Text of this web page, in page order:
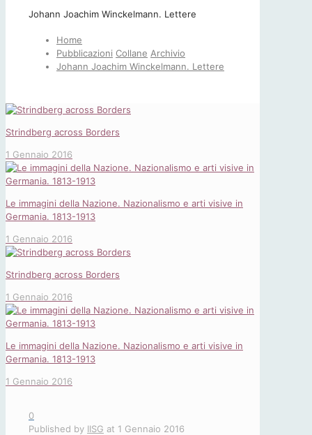
Johann Joachim Winckelmann. Lettere
Home
Pubblicazioni Collane Archivio
Johann Joachim Winckelmann. Lettere
Strindberg across Borders
1 Gennaio 2016
Le immagini della Nazione. Nazionalismo e arti visive in
Germania. 1813-1913
1 Gennaio 2016
Strindberg across Borders
1 Gennaio 2016
Le immagini della Nazione. Nazionalismo e arti visive in
Germania. 1813-1913
1 Gennaio 2016
0
Published by IISG at 1 Gennaio 2016